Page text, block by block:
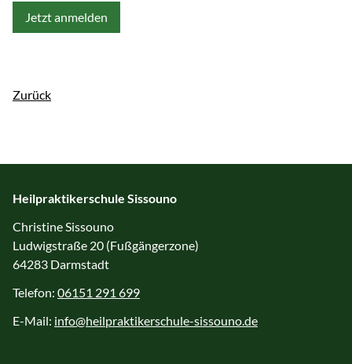
Jetzt anmelden
Zurück
Heilpraktikerschule Sissouno
Christine Sissouno
Ludwigstraße 20 (Fußgängerzone)
64283 Darmstadt
Telefon: 06151 291 699
E-Mail: info@heilpraktikerschule-sissouno.de